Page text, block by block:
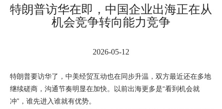
特朗普访华在即，中国企业出海正在从
机会竞争转向能力竞争
2026-05-12
特朗普要访华了，中美经贸互动也在同步升温，双方最近还在多地
继续磋商，沟通节奏明显在加快。以前出海更多是“看到机会就
冲”，谁先进入谁就有优势。